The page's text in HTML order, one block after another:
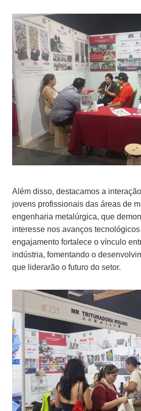
Além disso, destacamos a
jovens profissionais das áreas de
engenharia metalúrgica, que
interesse nos avanços
engajamento fortalece o vínculo
indústria, fomentando o
que liderarão o futuro do setor.